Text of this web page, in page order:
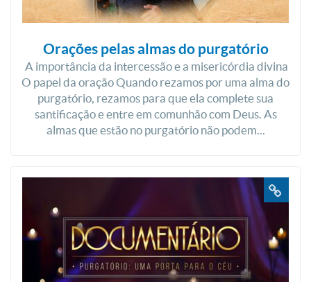
Orações pelas almas do purgatório
A importância da intercessão e a misericórdia divina
O papel da oração Quando rezamos por uma alma do
purgatório, rezamos para que ela complete sua
santificação e entre em comunhão com Deus. As
almas que estão no purgatório não podem...